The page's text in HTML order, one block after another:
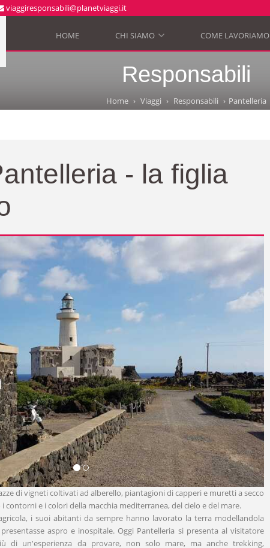
viaggiresponsabili@planetviaggi.it
HOME
CHI SIAMO
COME LAVORIAMO
Responsabili
Home Viaggi Responsabili Pantelleria
- la figlia
di vigneti coltivati ad alberello, piantagioni di capperi e muretti a secco
contorni e i colori della macchia mediterranea, del cielo e del mare.
i suoi abitanti da sempre hanno lavorato la terra modellandola
aspro e inospitale. Oggi Pantelleria si presenta al visitatore
di un'esperienza da provare, non solo mare, ma anche trekking,